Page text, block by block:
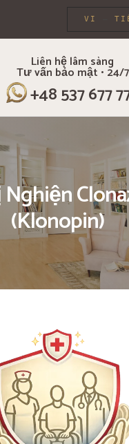
VI
Liên hệ lâm sàng
Tư vấn bảo mật • 24/7
+48 537 677
(Klonopin)